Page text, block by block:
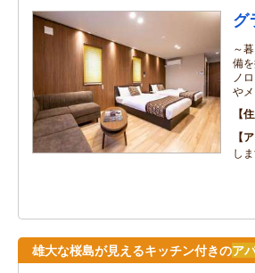
グ
～
備
ノ
や
し
雄大な桜島が見えるキッチン付きのア